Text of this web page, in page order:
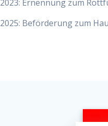
2023: Ernennung zum
2025: Beförderung zum